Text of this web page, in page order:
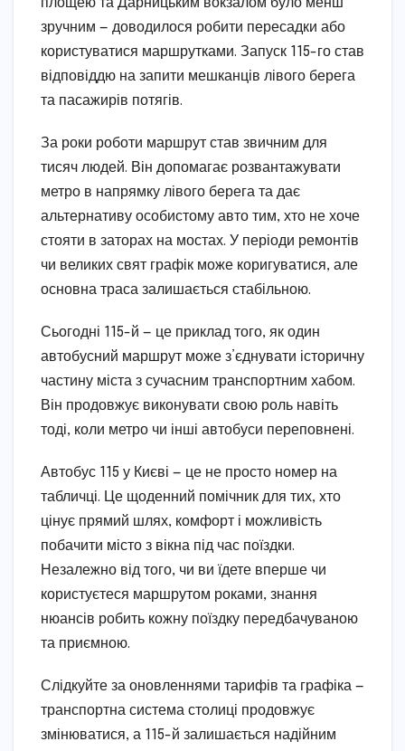
зручним — доводилося робити пересадки або
користуватися маршрутками. Запуск 115-го став
відповіддю на запити мешканців лівого берега
та пасажирів потягів.
За роки роботи маршрут став звичним для
тисяч людей. Він допомагає розвантажувати
метро в напрямку лівого берега та дає
альтернативу особистому авто тим, хто не хоче
стояти в заторах на мостах. У періоди ремонтів
чи великих свят графік може коригуватися, але
основна траса залишається стабільною.
Сьогодні 115-й — це приклад того, як один
автобусний маршрут може з’єднувати історичну
частину міста з сучасним транспортним хабом.
Він продовжує виконувати свою роль навіть
тоді, коли метро чи інші автобуси переповнені.
Автобус 115 у Києві — це не просто номер на
табличці. Це щоденний помічник для тих, хто
цінує прямий шлях, комфорт і можливість
побачити місто з вікна під час поїздки.
Незалежно від того, чи ви їдете вперше чи
користуєтеся маршрутом роками, знання
нюансів робить кожну поїздку передбачуваною
та приємною.
Слідкуйте за оновленнями тарифів та графіка —
транспортна система столиці продовжує
змінюватися, а 115-й залишається надійним